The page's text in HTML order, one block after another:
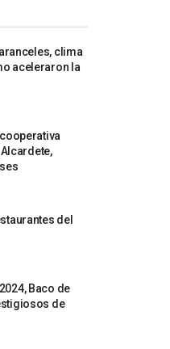
clima
aceleraron la
del
Baco de
de